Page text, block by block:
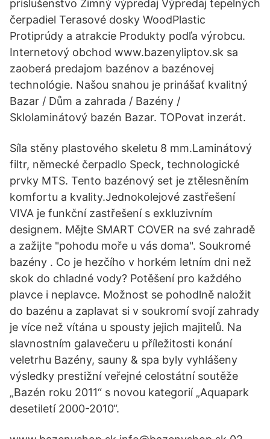
príslušenstvo Zimný výpredaj Výpredaj tepelných
čerpadiel Terasové dosky WoodPlastic
Protiprúdy a atrakcie Produkty podľa výrobcu.
Internetový obchod www.bazenyliptov.sk sa
zaoberá predajom bazénov a bazénovej
technológie. Našou snahou je prinášať kvalitný
Bazar / Dům a zahrada / Bazény /
Sklolaminátový bazén Bazar. TOPovat inzerát.
Síla stěny plastového skeletu 8 mm.Laminátový
filtr, německé čerpadlo Speck, technologické
prvky MTS. Tento bazénový set je ztělesněním
komfortu a kvality.Jednokolejové zastřešení
VIVA je funkční zastřešení s exkluzivním
designem. Mějte SMART COVER na své zahradě
a zažijte "pohodu moře u vás doma". Soukromé
bazény . Co je hezčího v horkém letním dni než
skok do chladné vody? Potěšení pro každého
plavce i neplavce. Možnost se pohodlně naložit
do bazénu a zaplavat si v soukromí svojí zahrady
je více než vítána u spousty jejich majitelů. Na
slavnostním galavečeru u příležitosti konání
veletrhu Bazény, sauny & spa byly vyhlášeny
výsledky prestižní veřejné celostátní soutěže
„Bazén roku 2011“ s novou kategorií „Aquapark
desetiletí 2000-2010“.